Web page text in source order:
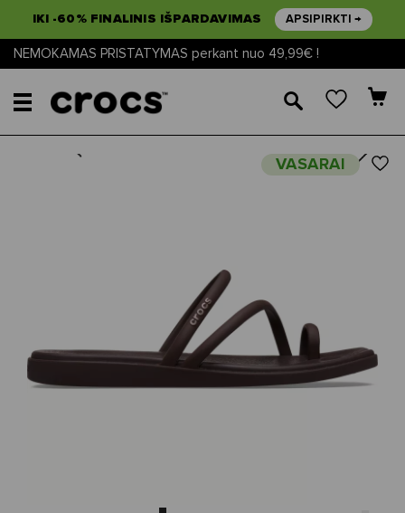
IKI -60% FINALINIS IŠPARDAVIMAS APSIPIRKTI →
NEMOKAMAS PRISTATYMAS perkant nuo 49,99€ !
🔎
VASARAINext